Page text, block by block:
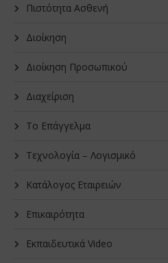
Πιστότητα Ασθενή
Διοίκηση
Διοίκηση Προσωπικού
Διαχείριση
Το Επάγγελμα
Τεχνολογία – Λογισμικό
Κατάλογος Εταιρειών
Επικαιρότητα
Εκπαιδευτικά Video